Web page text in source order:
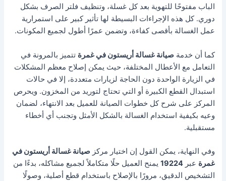
الباب مفتوحًا للتهوية بعد كل غسلة، وتنظيف فلتر الصرف بشكل
دوري. كل هذه الإجراءات البسيطة لها تأثير كبير على استمرارية
عمل الغسالة بأقصى كفاءة، وتضمن عمرًا أطول لجميع المكونات.
كما أن خدمةصيانة غسالة أريستون في غمرة تتميز بالمرونة في
التعامل مع الأعطال المختلفة، حيث يمكن إصلاح معظم المشكلات
في الزيارة الواحدة دون الحاجة لزيارات متعددة، إلا في حالات
استبدال القطع الكبيرة أو التي تحتاج لتوريد من المخزون. ويحرص
المركز على شرح كل خطوات الصيانة للعميل بعد الانتهاء، لضمان
وعيه بكيفية استخدام الغسالة بالشكل الأمثل وتجنب أي أخطاء
مستقبلية.
وفي النهاية، يمكن القول إن اختيار مركزصيانة غسالة أريستون في
غمرة عبر19224 يمنح العميل حلًا متكاملاً لجميع مشاكله، بدءًا من
التشخيص الدقيق، مرورًا بالإصلاح باستخدام قطع أصلية، وصولًا